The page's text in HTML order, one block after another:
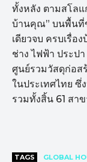
ทั้งหลัง ตามสโลแ
บ้านคุณ” บนพื้นที่
เดียวจบ ครบเรื่อ
ช่าง ไฟฟ้า ประป
ศูนย์รวมวัสดุก่อส
ในประเทศไทย ซึ่
รวมทั้งสิ้น 61 สาข
TAGS GLOBAL